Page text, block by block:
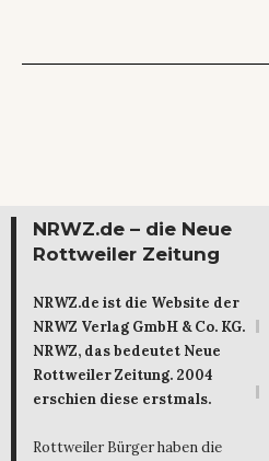
NRWZ.de – die Neue
Rottweiler Zeitung
NRWZ.de ist die Website der
NRWZ Verlag GmbH & Co. KG.
NRWZ, das bedeutet Neue
Rottweiler Zeitung. 2004
erschien diese erstmals.
Rottweiler Bürger haben die